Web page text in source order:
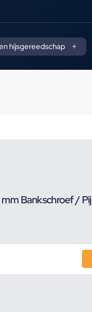
hijsgereedschap
mm Bankschroef /